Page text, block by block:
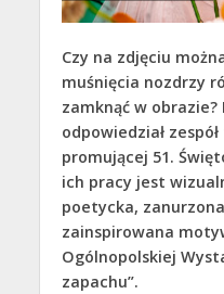
Czy na zdjęciu
muśnięcia nozdrzy
zamknąć w
odpowiedział
promującej 51.
ich pracy jest
poetycka,
zainspirowana
Ogólnopolskiej
zapachu”.